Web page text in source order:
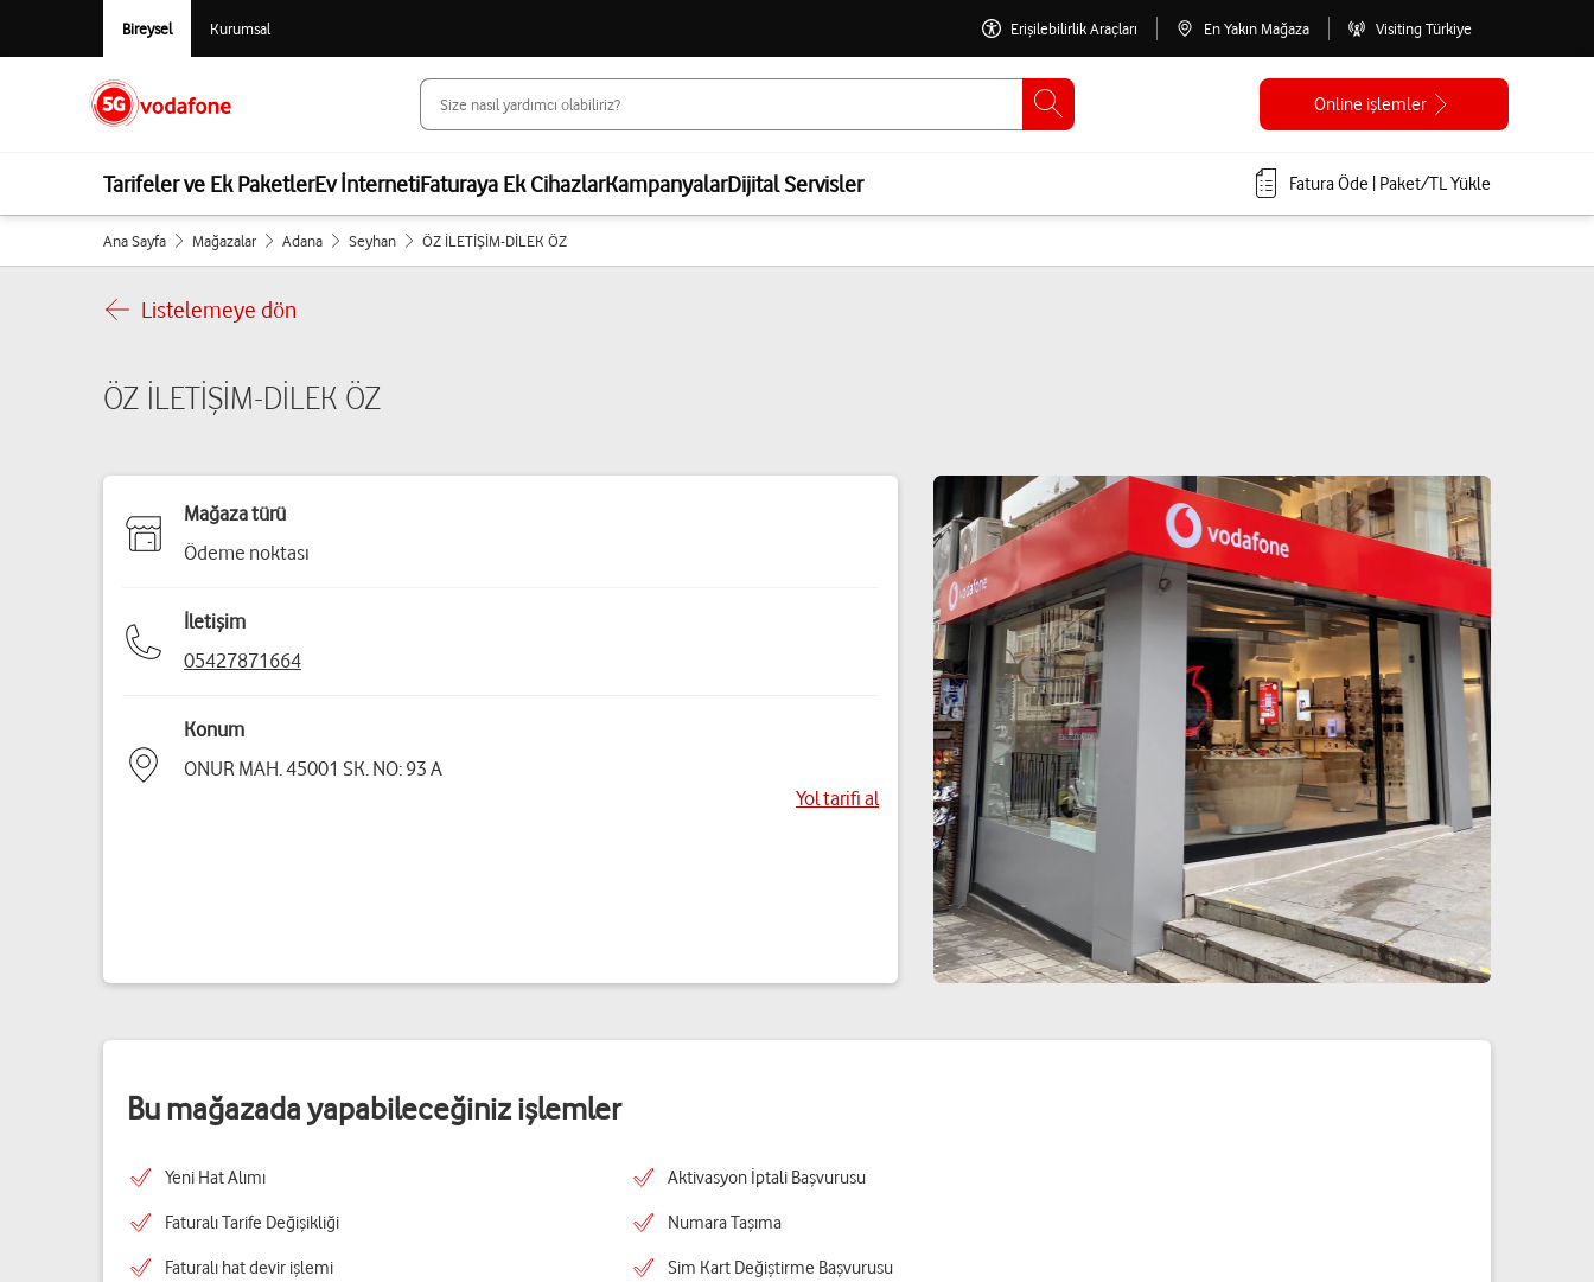
Bireysel Kurumsal Erişilebilirlik Araçları En Yakın Mağaza Visiting Türkiye
Online işlemler
Tarifeler ve Ek PaketlerEv İnternetiFaturaya Ek CihazlarKampanyalarDijital Servisler Fatura Öde | Paket/TL Yükle
Ana Sayfa Mağazalar Adana Seyhan ÖZ İLETİŞİM-DİLEK ÖZ
Listelemeye dön
ÖZ İLETİŞİM-DİLEK ÖZ
Mağaza türü
Ödeme noktası
İletişim
05427871664
Konum
ONUR MAH. 45001 SK. NO: 93 A
Yol tarifi al
Bu mağazada yapabileceğiniz işlemler
Yeni Hat Alımı Aktivasyon İptali Başvurusu
Faturalı Tarife Değişikliği Numara Taşıma
Faturalı hat devir işlemi Sim Kart Değiştirme Başvurusu